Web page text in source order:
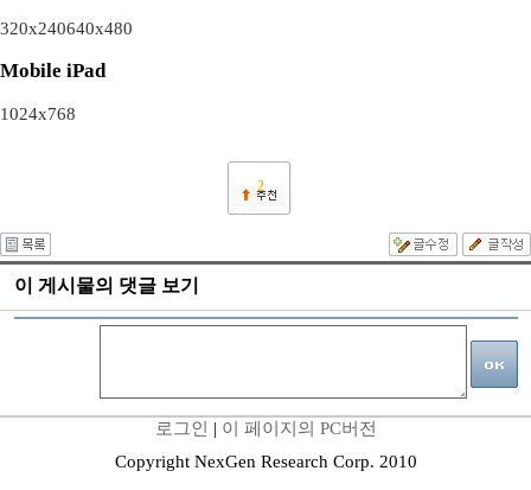
320x240640x480
Mobile iPad
1024x768
2
이 게시물의 댓글 보기
로그인 | 이 페이지의 PC버전
Copyright NexGen Research Corp. 2010